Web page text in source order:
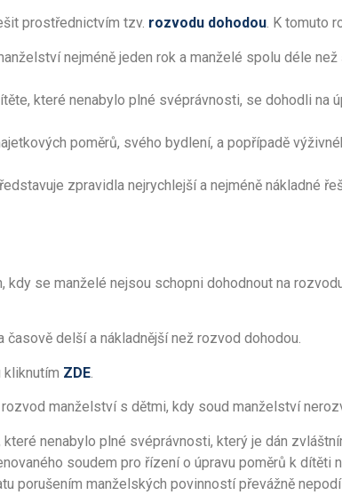
prostřednictvím tzv. rozvodu dohodou. K tomuto
nejméně jeden rok a manželé spolu déle
které nenabylo plné svéprávnosti, se dohodli na
poměrů, svého bydlení, a popřípadě
zpravidla nejrychlejší a nejméně nákladné
kdy se manželé nejsou schopni dohodnout na
delší a nákladnější než rozvod dohodou.
kliknutím ZDE.
manželství s dětmi, kdy soud manželství
nenabylo plné svéprávnosti, který je dán
soudem pro řízení o úpravu poměrů k dítěti
porušením manželských povinností převážně